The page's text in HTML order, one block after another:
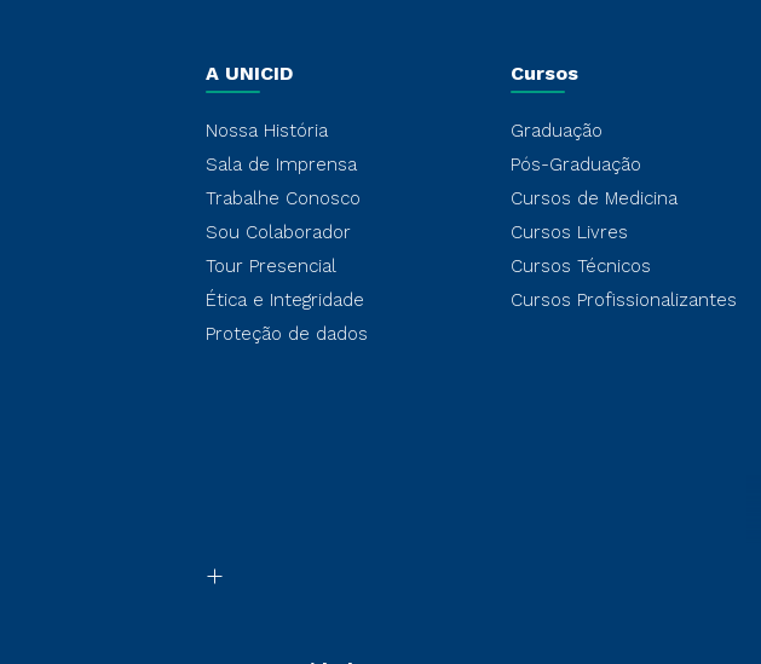
A UNICID
Nossa História
Sala de Imprensa
Trabalhe Conosco
Sou Colaborador
Tour Presencial
Ética e Integridade
Proteção de dados
Cursos
Graduação
Pós-Graduação
Cursos de Medicina
Cursos Livres
Cursos Técnicos
Cursos Profissionalizantes